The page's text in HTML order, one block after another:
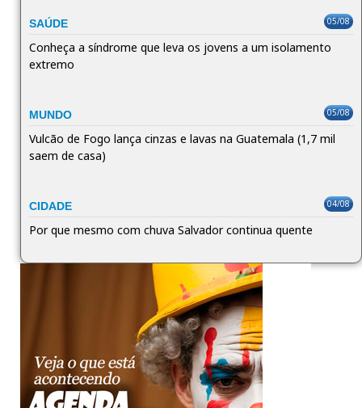
SAÚDE 05/08
Conheça a síndrome que leva os jovens a um isolamento
extremo
MUNDO 05/08
Vulcão de Fogo lança cinzas e lavas na Guatemala (1,7 mil
saem de casa)
CIDADE 04/08
Por que mesmo com chuva Salvador continua quente